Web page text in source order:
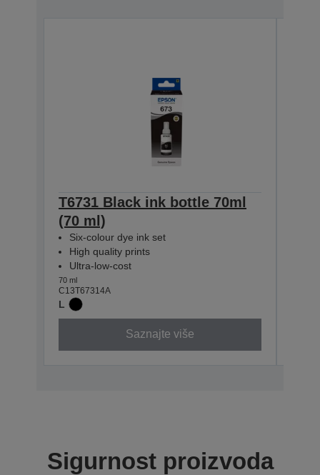
T6731 Black ink bottle 70ml
(70 ml)
Six-colour dye ink set
High quality prints
Ultra-low-cost
70 ml
C13T67314A
L
Saznajte više
Sigurnost proizvoda